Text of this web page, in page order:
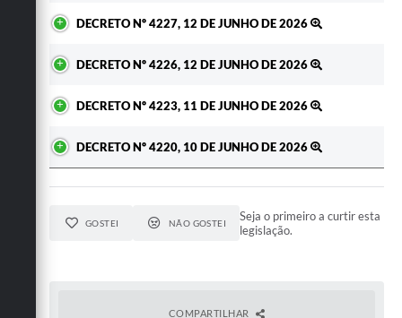
DECRETO Nº 4227, 12 DE JUNHO DE 2026
DECRETO Nº 4226, 12 DE JUNHO DE 2026
DECRETO Nº 4223, 11 DE JUNHO DE 2026
DECRETO Nº 4220, 10 DE JUNHO DE 2026
GOSTEI NÃO GOSTEI
Seja o primeiro a curtir esta
legislação.
COMPARTILHAR